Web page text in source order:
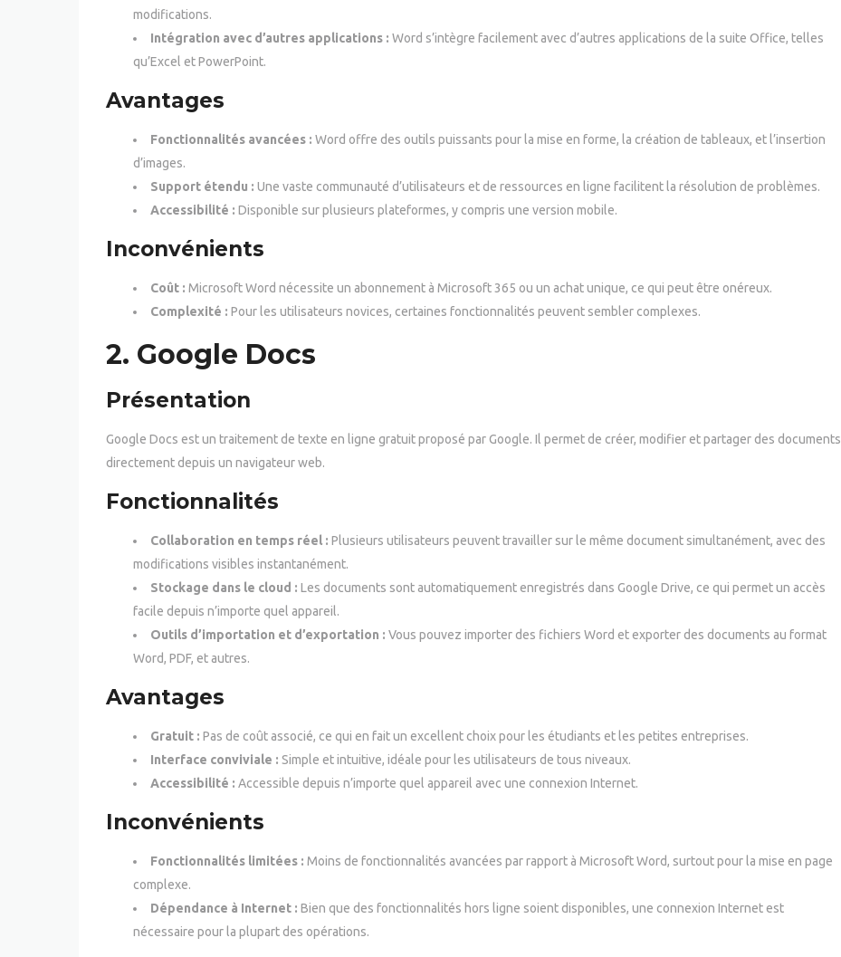
modifications.
Intégration avec d’autres applications : Word s’intègre facilement avec d’autres applications de la suite Office, telles
qu’Excel et PowerPoint.
Avantages
Fonctionnalités avancées : Word offre des outils puissants pour la mise en forme, la création de tableaux, et l’insertion
d’images.
Support étendu : Une vaste communauté d’utilisateurs et de ressources en ligne facilitent la résolution de problèmes.
Accessibilité : Disponible sur plusieurs plateformes, y compris une version mobile.
Inconvénients
Coût : Microsoft Word nécessite un abonnement à Microsoft 365 ou un achat unique, ce qui peut être onéreux.
Complexité : Pour les utilisateurs novices, certaines fonctionnalités peuvent sembler complexes.
2. Google Docs
Présentation
Google Docs est un traitement de texte en ligne gratuit proposé par Google. Il permet de créer, modifier et partager des documents
directement depuis un navigateur web.
Fonctionnalités
Collaboration en temps réel : Plusieurs utilisateurs peuvent travailler sur le même document simultanément, avec des
modifications visibles instantanément.
Stockage dans le cloud : Les documents sont automatiquement enregistrés dans Google Drive, ce qui permet un accès
facile depuis n’importe quel appareil.
Outils d’importation et d’exportation : Vous pouvez importer des fichiers Word et exporter des documents au format
Word, PDF, et autres.
Avantages
Gratuit : Pas de coût associé, ce qui en fait un excellent choix pour les étudiants et les petites entreprises.
Interface conviviale : Simple et intuitive, idéale pour les utilisateurs de tous niveaux.
Accessibilité : Accessible depuis n’importe quel appareil avec une connexion Internet.
Inconvénients
Fonctionnalités limitées : Moins de fonctionnalités avancées par rapport à Microsoft Word, surtout pour la mise en page
complexe.
Dépendance à Internet : Bien que des fonctionnalités hors ligne soient disponibles, une connexion Internet est
nécessaire pour la plupart des opérations.